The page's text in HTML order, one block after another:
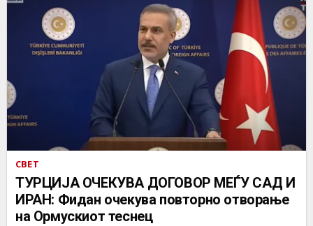
СВЕТ
ТУРЦИЈА ОЧЕКУВА ДОГОВОР МЕЃУ САД И
ИРАН: Фидан очекува повторно отворање
на Ормускиот теснец